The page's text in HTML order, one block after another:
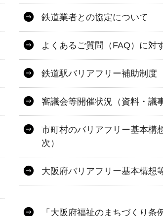
鉄道業者との協定について
よくあるご質問（FAQ）に対
鉄道駅バリアフリー補助制度
審議会等開催状況（資料・議
市町村のバリアフリー基本構
次）
大阪府バリアフリー基本構想
「大阪府福祉のまちづくり